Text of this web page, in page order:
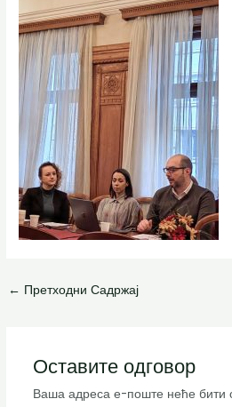
← Претходни Садржај
Оставите одговор
Ваша адреса е-поште неће бити